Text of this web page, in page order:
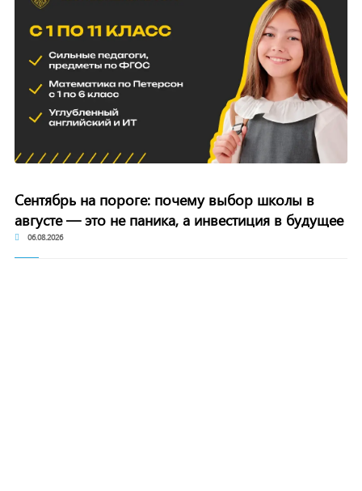
Сентябрь на пороге: почему выбор школы в
августе — это не паника, а инвестиция в будущее
06.08.2026